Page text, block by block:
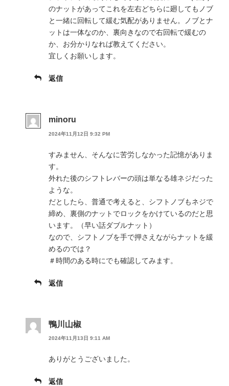
のナットがあってこれを左右どちらに廻してもノブ
と一緒に回転して緩む気配がありません。ノブとナ
ットは一体なのか、裏向きなので右回転で緩むの
か、お分かりなれば教えてください。
宜しくお願いします。
返信
minoru
2024年11月12日 9:32 PM
すみません、そんなに苦労しなかった記憶がありま
す。
外れた後のシフトレバーの頭は単なる雄ネジだった
ような。
だとしたら、普通で考えると、シフトノブもネジで
締め、裏側のナットでロックをかけているのだと思
います。（早い話ダブルナット）
なので、シフトノブを手で押さえながらナットを緩
めるのでは？
＃時間のある時にでも確認してみます。
返信
鴨川山椒
2024年11月13日 9:11 AM
ありがとうございました。
返信